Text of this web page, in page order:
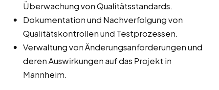
Überwachung von Qualitätsstandards.
Dokumentation und Nachverfolgung von
Qualitätskontrollen und Testprozessen.
Verwaltung von Änderungsanforderungen und
deren Auswirkungen auf das Projekt in
Mannheim.